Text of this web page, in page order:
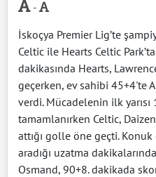
-
İskoçya Premier Lig’te
Celtic ile Hearts Celtic
dakikasında Hearts,
geçerken, ev sahibi 45+4'te
verdi. Mücadelenin ilk
tamamlanırken Celtic,
attığı golle öne geçti.
aradığı uzatma
Osmand, 90+8. dakikada